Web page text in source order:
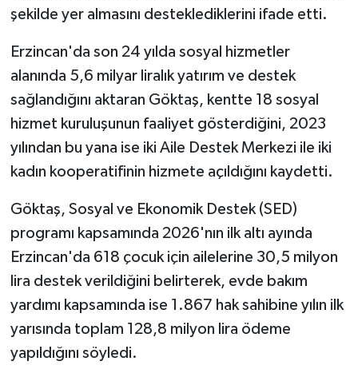
şekilde yer almasını desteklediklerini ifade etti.
Erzincan'da son 24 yılda sosyal hizmetler
alanında 5,6 milyar liralık yatırım ve destek
sağlandığını aktaran Göktaş, kentte 18 sosyal
hizmet kuruluşunun faaliyet gösterdiğini, 2023
yılından bu yana ise iki Aile Destek Merkezi ile iki
kadın kooperatifinin hizmete açıldığını kaydetti.
Göktaş, Sosyal ve Ekonomik Destek (SED)
programı kapsamında 2026'nın ilk altı ayında
Erzincan'da 618 çocuk için ailelerine 30,5 milyon
lira destek verildiğini belirterek, evde bakım
yardımı kapsamında ise 1.867 hak sahibine yılın ilk
yarısında toplam 128,8 milyon lira ödeme
yapıldığını söyledi.